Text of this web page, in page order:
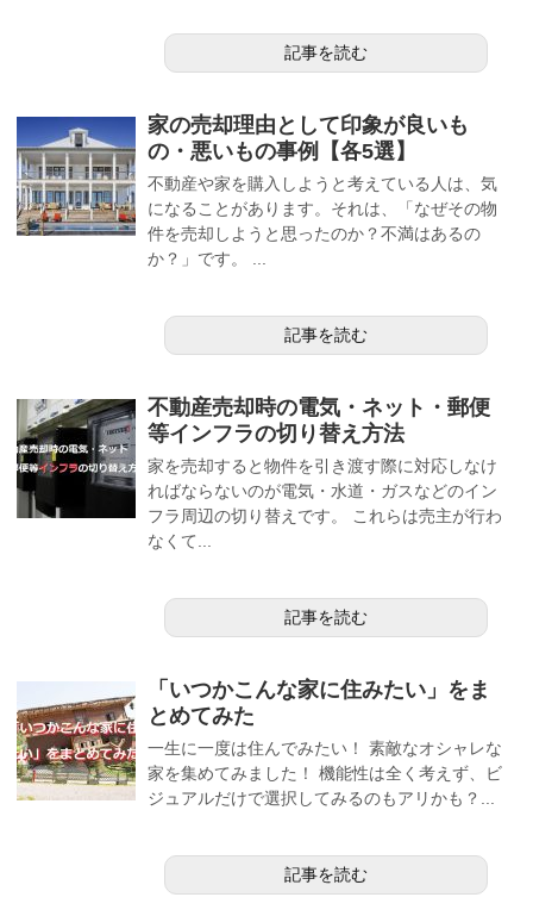
記事を読む
家の売却理由として印象が良いも
の・悪いもの事例【各5選】
不動産や家を購入しようと考えている人は、気
になることがあります。それは、「なぜその物
件を売却しようと思ったのか？不満はあるの
か？」です。 ...
記事を読む
不動産売却時の電気・ネット・郵便
等インフラの切り替え方法
家を売却すると物件を引き渡す際に対応しなけ
ればならないのが電気・水道・ガスなどのイン
フラ周辺の切り替えです。 これらは売主が行わ
なくて...
記事を読む
「いつかこんな家に住みたい」をま
とめてみた
一生に一度は住んでみたい！ 素敵なオシャレな
家を集めてみました！ 機能性は全く考えず、ビ
ジュアルだけで選択してみるのもアリかも？...
記事を読む